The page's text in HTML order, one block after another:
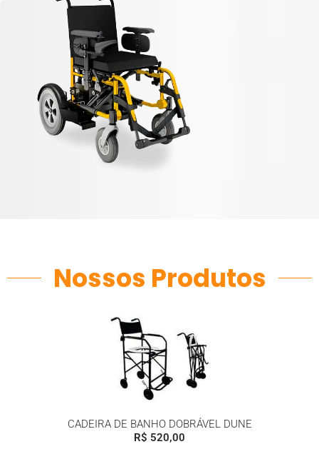
Nossos Produtos
CADEIRA DE BANHO DOBRÁVEL DUNE
R$ 520,00